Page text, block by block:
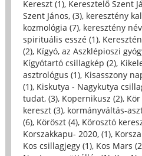
Kereszt (1), Keresztelő Szent
Szent János, (3), keresztény
kozmológia (7), keresztény
spirituális esszé (1),
(2), Kígyó, az Aszklépioszi
Kígyótartó csillagkép (2),
asztrológus (1), Kisasszony
(1), Kiskutya - Nagykutya
tudat, (3), Kopernikusz (2),
kereszt (3), kormányváltás-
(6), Köröszt (4), Körosztó
Korszakkapu- 2020, (1),
Kos csillagjegy (1), Kos Mars